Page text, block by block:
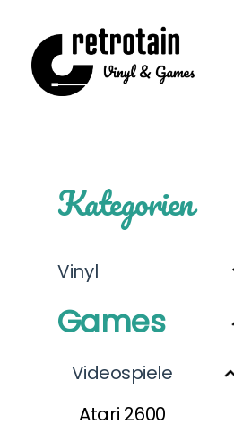
Kategorien
Vinyl
Games
Videospiele
Atari 2600